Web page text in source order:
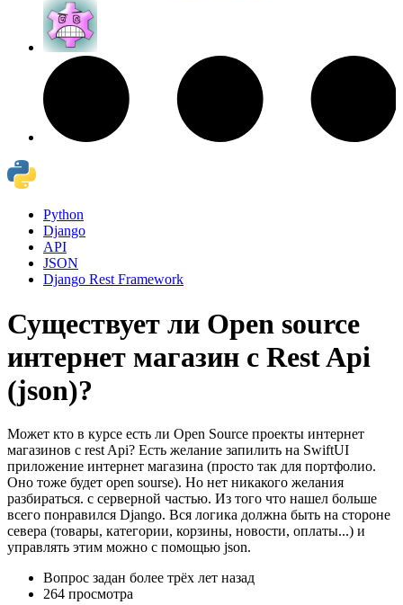
Python
Django
API
JSON
Django Rest Framework
Существует ли Open source
интернет магазин с Rest Api
(json)?
Может кто в курсе есть ли Open Source проекты интернет
магазинов с rest Api? Есть желание запилить на SwiftUI
приложение интернет магазина (просто так для портфолио.
Оно тоже будет open sourse). Но нет никакого желания
разбираться. с серверной частью. Из того что нашел больше
всего понравился Django. Вся логика должна быть на стороне
севера (товары, категории, корзины, новости, оплаты...) и
управлять этим можно с помощью json.
Вопрос задан более трёх лет назад
264 просмотра